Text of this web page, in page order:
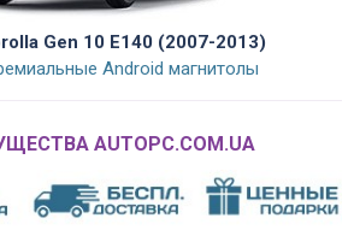
Gen 10 E140 (2007-2013)
Android магнитолы
AUTOPC.COM.UA